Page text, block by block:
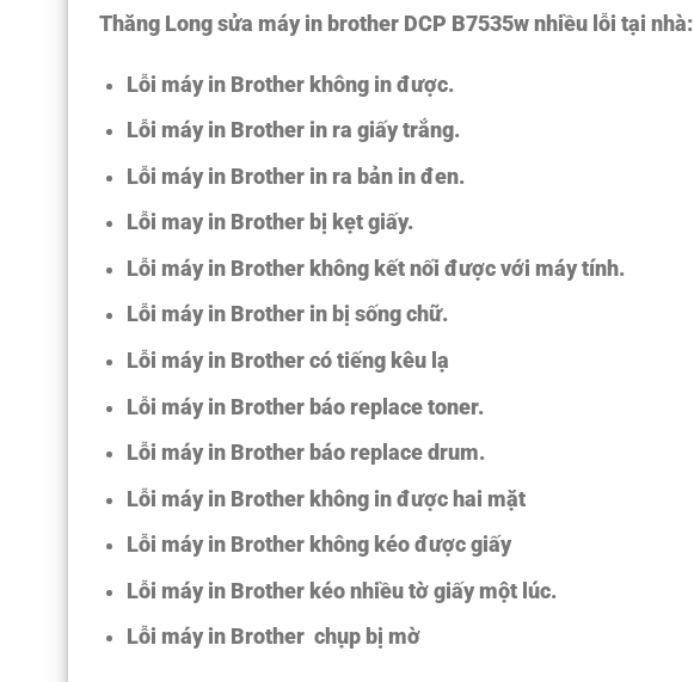
Thăng Long sửa máy in brother DCP B7535w nhiều lỗi tại nhà:
Lỗi máy in Brother không in được.
Lỗi máy in Brother in ra giấy trắng.
Lỗi máy in Brother in ra bản in đen.
Lỗi may in Brother bị kẹt giấy.
Lỗi máy in Brother không kết nối được với máy tính.
Lỗi máy in Brother in bị sống chữ.
Lỗi máy in Brother có tiếng kêu lạ
Lỗi máy in Brother báo replace toner.
Lỗi máy in Brother báo replace drum.
Lỗi máy in Brother không in được hai mặt
Lỗi máy in Brother không kéo được giấy
Lỗi máy in Brother kéo nhiều tờ giấy một lúc.
Lỗi máy in Brother chụp bị mờ